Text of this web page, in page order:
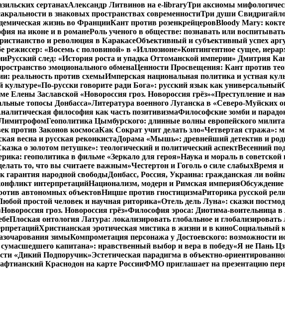
сертанахАлександр Литвинов на e-libraryТри аксиомы
в знаковых пространствах современностиТри души
жизнь во ФранцииКант против розенкрейцеровBloody Mary:
на иконе и в романеРоль ученого в обществе: познавать или
и революция в КаракасеОбъективный и субъективный успех
режиссер: «Восемь с половиной» в «Иллюзионе»Контингентное сущее,
Русский след: «История роста и упадка Оттоманской империи» Дмитрия
эмоционального обменаЦенности Просвещения: Кант против
реальность против схемыИмперская национальная политика и устная
культуре«По-русски говорите ради Бога»: русский язык как универсальный
Елены Заславской «Новороссия гроз. Новороссия грёз»«Преступление и
топосы Донбасса»Литература военного Луганска в «Северо-Муйских
философия как часть позитивизмаФилософские зомби и
Геополитика Цымбурского: длинные волны европейского
против Законов космосаКак Сократ учит делать зло«Четвертая стража»:
весна и русская реконкистаДорама «Мышь»: древнейший детектив и
о золотом петушке»: теологический и политический аспектВесенний
геополитика в фильме «Зеркало для героя»Наука и мораль в советской
то, что вы считаете важным»Честертон и Гоголь о силе слабыхВремя и
гарантия народной свободыДонбасс, Россия, Украина: гражданская ли
интерпретацийНационализм, модерн и Римская империя
автономных объектовНицше против гностицизмаРиторика русской
простой человек и научная риторика«Отель дель Луна»: сказки
гроз. Новороссия грёз»Философия эроса: Диотима-воительница в
Плоская онтология Латура: локализировать глобальное и глобализировать
Христианская эротическая мистика в жизни и в киноСоциальный
зимыКомпрометация персонажа у Достоевского: возможности
сумасшедшего капитана»: нравственный выбор и вера в победу«Я не Пань
«Дикий Подпоручик»Эстетическая парадигма в объектно-
Краснодон на карте РоссииФМО приглашает на презентацию